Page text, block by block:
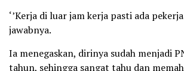
‘’Kerja di luar jam kerja pasti ada
jawabnya.
Ia menegaskan, dirinya sudah menjadi
tahun, sehingga sangat tahu dan